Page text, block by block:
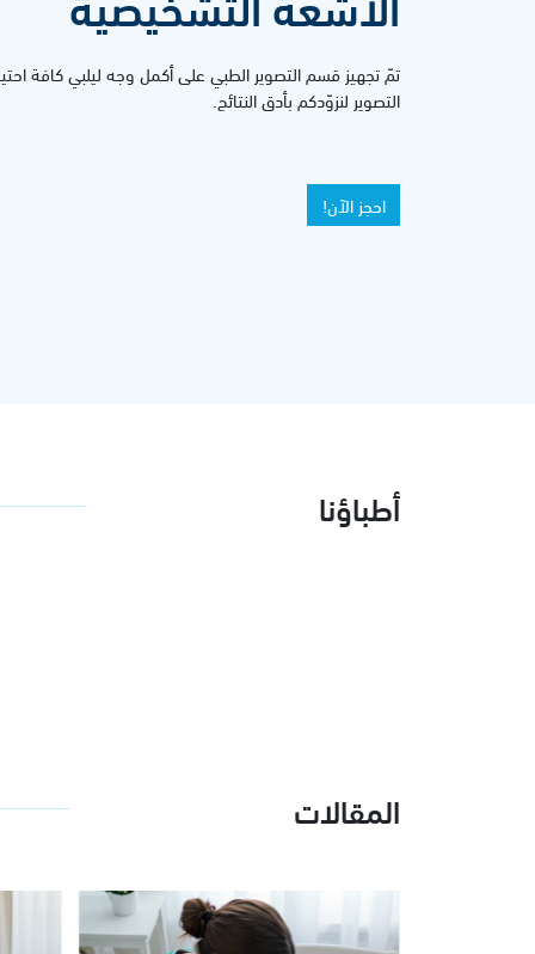
تمّ تجهيز قسم التصوير الطبي على أكمل وجه ليلبي كافة
التصوير لنزوّدكم بأدق النتائج.
احجز الآن!
أطباؤنا
المقالات